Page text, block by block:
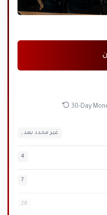
30-Day
غير محدد بعد ,
4
7
28